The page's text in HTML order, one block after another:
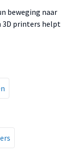
beweging naar
3D printers helpt